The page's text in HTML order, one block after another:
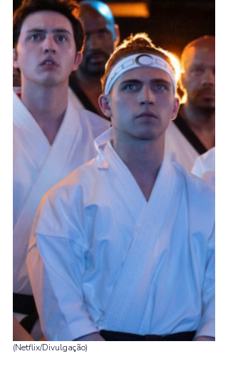
(Netflix/Divulgação)